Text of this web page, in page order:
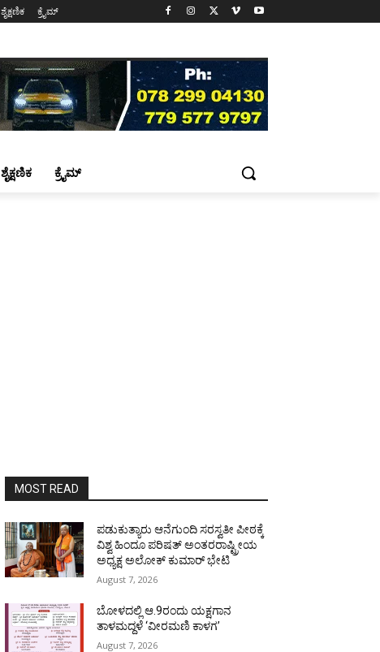
ಶೈಕ್ಷಣಿಕ ಕ್ರೈಮ್
ಶೈಕ್ಷಣಿಕ ಕ್ರೈಮ್
MOST READ
ಪಡುಕುತ್ಯಾರು ಆನೆಗುಂದಿ ಸರಸ್ವತೀ ಪೀಠಕ್ಕೆ
ವಿಶ್ವ ಹಿಂದೂ ಪರಿಷತ್ ಅಂತರರಾಷ್ಟ್ರೀಯ
ಅಧ್ಯಕ್ಷ ಅಲೋಕ್ ಕುಮಾರ್ ಭೇಟಿ
August 7, 2026
ಬೋಳದಲ್ಲಿ ಆ.9ರಂದು ಯಕ್ಷಗಾನ
ತಾಳಮದ್ದಳೆ ‘ವೀರಮಣಿ ಕಾಳಗ’
August 7, 2026